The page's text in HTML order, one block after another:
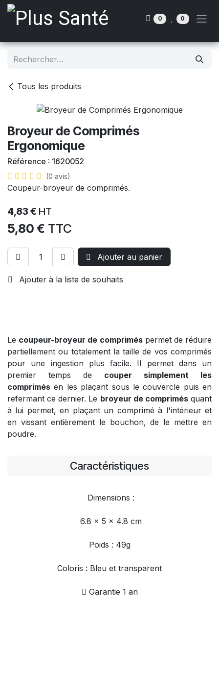
Se rendre au contenu
0 0
Tous les produits
Broyeur de Comprimés
Ergonomique
Référence : 1620052
(0 avis)
Coupeur-broyeur de comprimés.
4,83 € HT
5,80 € TTC
Ajouter au panier
Ajouter à la liste de souhaits
Le coupeur-broyeur de compriméspermet de réduire
partiellement ou totalement la taille de vos comprimés
pour une ingestion plus facile. Il permet dans un
premier temps de couper simplement les
comprimés en les plaçant sous le couvercle puis en
refermant ce dernier. Le broyeur de comprimésquant
à lui permet, en plaçant un comprimé à l'intérieur et
en vissant entièrement le bouchon, de le mettre en
poudre.
Caractéristiques
Dimensions :
6.8 x 5 x 4.8 cm
Poids : 49g
Coloris : Bleu et transparent
Garantie 1 an